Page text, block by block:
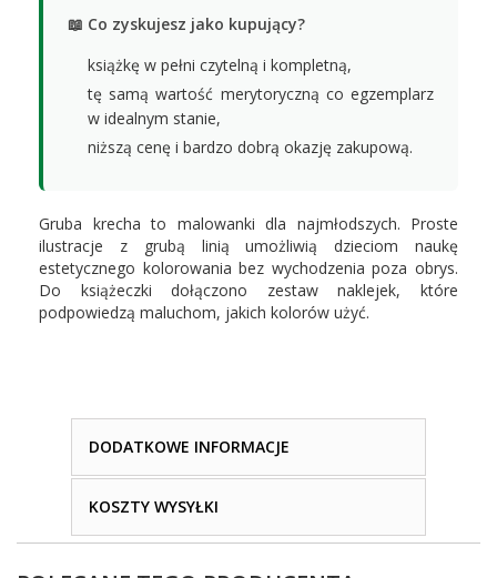
📖 Co zyskujesz jako kupujący?
książkę w pełni czytelną i kompletną,
tę samą wartość merytoryczną co egzemplarz
w idealnym stanie,
niższą cenę i bardzo dobrą okazję zakupową.
Gruba krecha to malowanki dla najmłodszych. Proste
ilustracje z grubą linią umożliwią dzieciom naukę
estetycznego kolorowania bez wychodzenia poza obrys.
Do książeczki dołączono zestaw naklejek, które
podpowiedzą maluchom, jakich kolorów użyć.
DODATKOWE INFORMACJE
KOSZTY WYSYŁKI